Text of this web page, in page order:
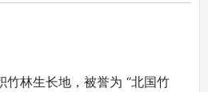
竹林生长地，被誉为 “北国竹